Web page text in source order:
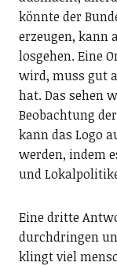
könnte der
erzeugen, kann
losgehen. Eine
wird, muss gut
hat. Das sehen
Beobachtung
kann das Logo
werden, indem
und
Eine dritte
durchdringen
klingt viel